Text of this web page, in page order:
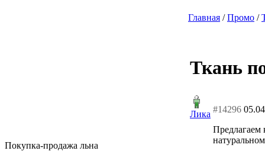
Покупка-продажа льна
Главная /Промо /
Ткань
Лика #14296
Предлагаем